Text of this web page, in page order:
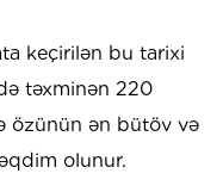
keçirilən bu tarixi
təxminən 220
özünün ən bütöv və
olunur.